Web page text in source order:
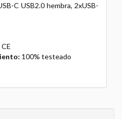
C USB2.0 hembra, 2xUSB-
CE
100% testeado